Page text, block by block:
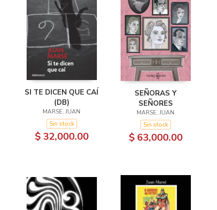
SI TE DICEN QUE CAÍ
(DB)
MARSE, JUAN
Sin stock
$ 32,000.00
SEÑORAS Y
SEÑORES
MARSE, JUAN
Sin stock
$ 63,000.00